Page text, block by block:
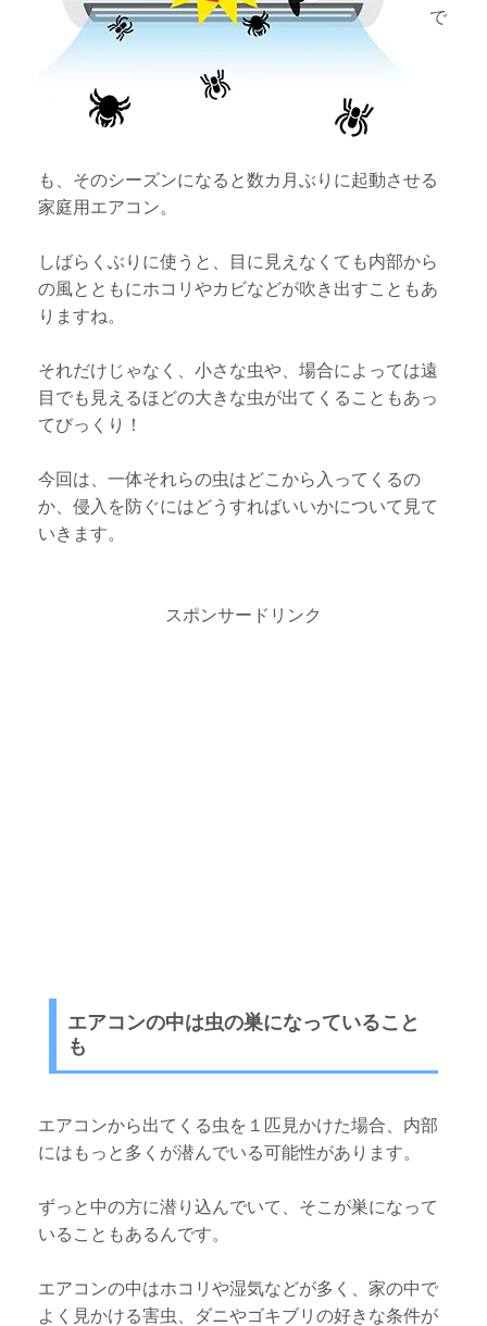
で
も、そのシーズンになると数カ月ぶりに起動させる
家庭用エアコン。
しばらくぶりに使うと、目に見えなくても内部から
の風とともにホコリやカビなどが吹き出すこともあ
りますね。
それだけじゃなく、小さな虫や、場合によっては遠
目でも見えるほどの大きな虫が出てくることもあっ
てびっくり！
今回は、一体それらの虫はどこから入ってくるの
か、侵入を防ぐにはどうすればいいかについて見て
いきます。
スポンサードリンク
エアコンの中は虫の巣になっていること
も
エアコンから出てくる虫を１匹見かけた場合、内部
にはもっと多くが潜んでいる可能性があります。
ずっと中の方に潜り込んでいて、そこが巣になって
いることもあるんです。
エアコンの中はホコリや湿気などが多く、家の中で
よく見かける害虫、ダニやゴキブリの好きな条件が